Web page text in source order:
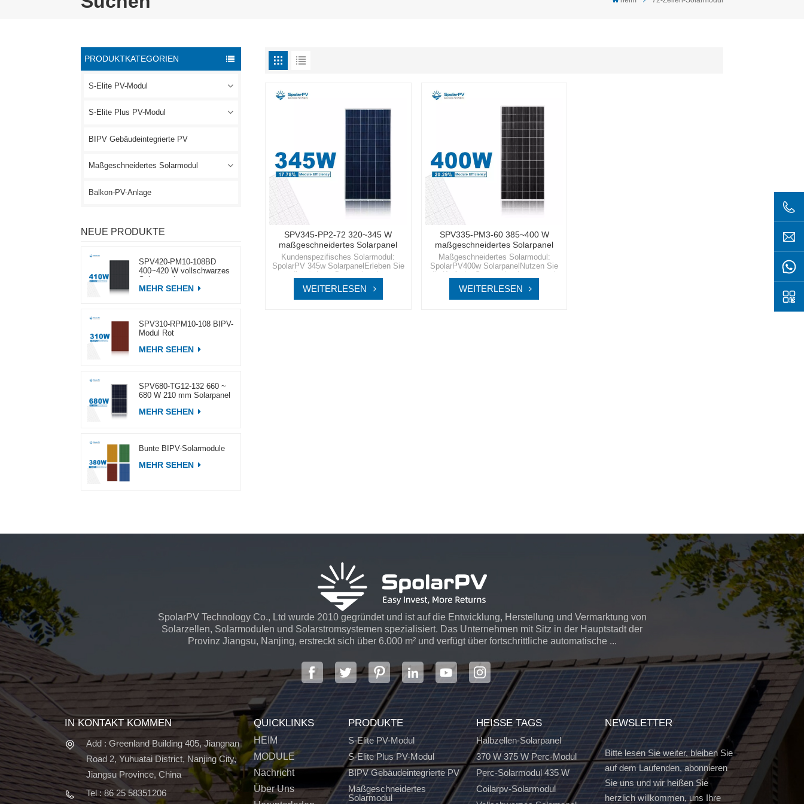
PRODUKTKATEGORIEN
S-Elite PV-Modul
S-Elite Plus PV-Modul
BIPV Gebäudeintegrierte PV
Maßgeschneidertes Solarmodul
Balkon-PV-Anlage
NEUE PRODUKTE
SPV420-PM10-108BD
400~420 W vollschwarzes
MEHR SEHEN
SPV310-RPM10-108 BIPV-
Modul Rot
MEHR SEHEN
SPV680-TG12-132 660 ~
680 W 210 mm Solarpanel
MEHR SEHEN
Bunte BIPV-Solarmodule
MEHR SEHEN
SPV345-PP2-72 320~345 W
maßgeschneidertes Solarpanel
Kundenspezifisches Solarmodul:
SpolarPV 345w SolarpanelErleben Sie
Solartechnologie mit SpolarPV, wo
Innovation auf Nachhaltigkeit für eine
bessere, grünere Zukunft trifft.
WEITERLESEN
SPV335-PM3-60 385~400 W
maßgeschneidertes Solarpanel
Maßgeschneidertes Solarmodul:
SpolarPV400w SolarpanelNutzen Sie
den hochmodernen Solarlösungen von
SpolarPV, die auf beispiellose Effizienz
und Zuverlässigkeit ausgelegt sind.
WEITERLESEN
SpolarPV Technology Co., Ltd wurde 2010 gegründet und ist auf die Entwicklung, Herstellung und Vermarktung von
Solarzellen, Solarmodulen und Solarstromsystemen spezialisiert. Das Unternehmen mit Sitz in der Hauptstadt der
Provinz Jiangsu, Nanjing, erstreckt sich über 6.000 m² und verfügt über fortschrittliche automatische ...
IN KONTAKT KOMMEN
Add : Greenland Building 405, Jiangnan
Road 2, Yuhuatai District, Nanjing City,
Jiangsu Province, China
Tel : 86 25 58351206
QUICKLINKS
HEIM
MODULE
Nachricht
Über Uns
PRODUKTE
S-Elite PV-Modul
S-Elite Plus PV-Modul
BIPV Gebäudeintegrierte PV
Maßgeschneidertes
Solarmodul
HEISSE TAGS
Halbzellen-Solarpanel
370 W 375 W Perc-Modul
Perc-Solarmodul 435 W
Coilarpv-Solarmodul
NEWSLETTER
Bitte lesen Sie weiter, bleiben Sie
auf dem Laufenden, abonnieren
Sie uns und wir heißen Sie
herzlich willkommen, uns Ihre